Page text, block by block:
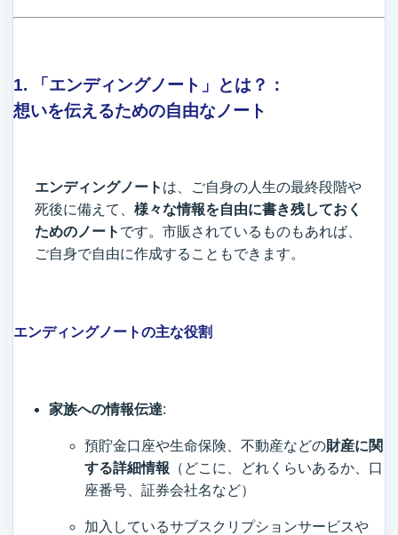
1. 「エンディングノート」とは？：
想いを伝えるための自由なノート
エンディングノート は、ご自身の人生の最終段階や
死後に備えて、 様々な情報を自由に書き残しておく
ためのノート です。市販されているものもあれば、
ご自身で自由に作成することもできます。
エンディングノートの主な役割
家族への情報伝達:
預貯金口座や生命保険、不動産などの財産に関
する詳細情報 （どこに、どれくらいあるか、口
座番号、証券会社名など）
加入しているサブスクリプションサービスや